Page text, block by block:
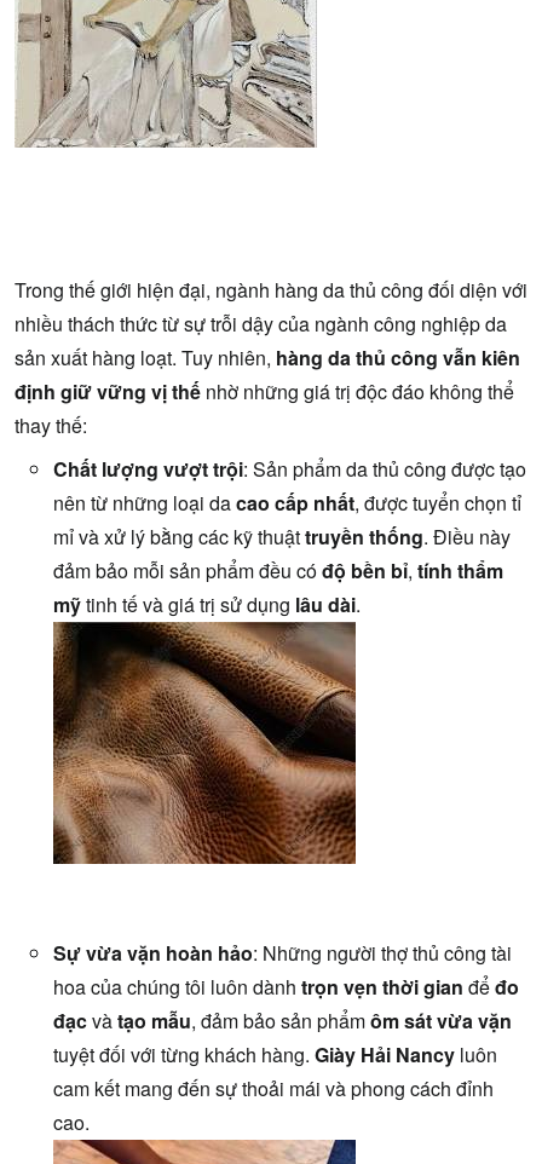
Trong thế giới hiện đại, ngành hàng da thủ công đối diện với
nhiều thách thức từ sự trỗi dậy của ngành công nghiệp da
sản xuất hàng loạt. Tuy nhiên, hàng da thủ công vẫn kiên
định giữ vững vị thế nhờ những giá trị độc đáo không thể
thay thế:
Chất lượng vượt trội: Sản phẩm da thủ công được tạo
nên từ những loại dacao cấp nhất, được tuyển chọn tỉ
mỉ và xử lý bằng các kỹ thuậttruyền thống. Điều này
đảm bảo mỗi sản phẩm đều cóđộ bền bỉ, tính thẩm
mỹtinh tế và giá trị sử dụng lâu dài.
Sự vừa vặn hoàn hảo: Những người thợ thủ công tài
hoa của chúng tôi luôn dành trọn vẹn thời gian đểđo
đạcvàtạo mẫu, đảm bảo sản phẩmôm sát vừa vặn
tuyệt đối với từng khách hàng. Giày Hải Nancy luôn
cam kết mang đến sự thoải mái và phong cách đỉnh
cao.